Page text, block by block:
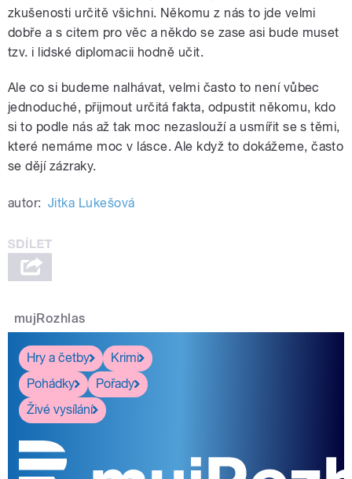
zkušenosti určitě všichni. Někomu z nás to jde velmi
dobře a s citem pro věc a někdo se zase asi bude muset
tzv. i lidské diplomacii hodně učit.
Ale co si budeme nalhávat, velmi často to není vůbec
jednoduché, přijmout určitá fakta, odpustit někomu, kdo
si to podle nás až tak moc nezaslouží a usmířit se s těmi,
které nemáme moc v lásce. Ale když to dokážeme, často
se dějí zázraky.
autor: Jitka Lukešová
mujRozhlas
Hry a četby
Krimi
Pohádky
Pořady
Živé vysílání